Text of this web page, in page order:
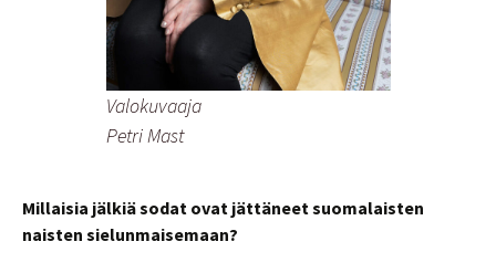
Valokuvaaja
Petri Mast
Millaisia jälkiä sodat ovat jättäneet suomalaisten
naisten sielunmaisemaan?